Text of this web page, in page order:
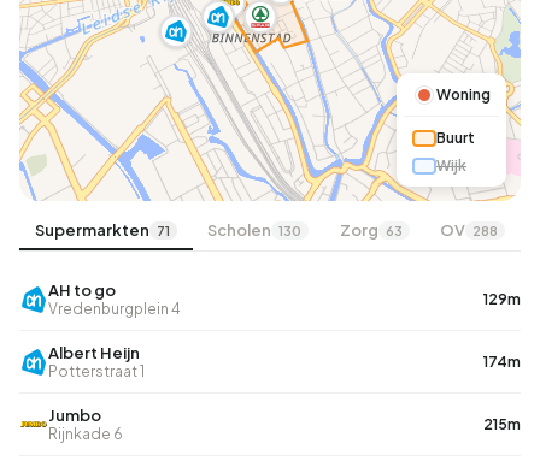
Woning
Buurt
Wijk
Supermarkten 71 Scholen 130 Zorg 63 OV 288
AH to go
Vredenburgplein 4
129m
Albert Heijn
Potterstraat 1
174m
Jumbo
Rijnkade 6
215m